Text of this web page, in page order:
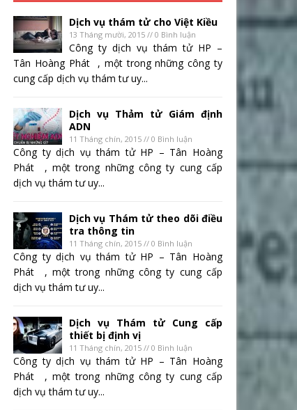
Dịch vụ thám tử cho Việt Kiều
13 Tháng mười, 2015 // 0 Bình luận
Công ty dịch vụ thám tử HP –
Tân Hoàng Phát , một trong những công ty
cung cấp dịch vụ thám tư uy...
Dịch vụ Thảm tử Giám định
ADN
11 Tháng chín, 2015 // 0 Bình luận
Công ty dịch vụ thám tử HP – Tân Hoàng
Phát , một trong những công ty cung cấp
dịch vụ thám tư uy...
Dịch vụ Thám tử theo dõi điều
tra thông tin
11 Tháng chín, 2015 // 0 Bình luận
Công ty dịch vụ thám tử HP – Tân Hoàng
Phát , một trong những công ty cung cấp
dịch vụ thám tư uy...
Dịch vụ Thám tử Cung cấp
thiết bị định vị
11 Tháng chín, 2015 // 0 Bình luận
Công ty dịch vụ thám tử HP – Tân Hoàng
Phát , một trong những công ty cung cấp
dịch vụ thám tư uy...